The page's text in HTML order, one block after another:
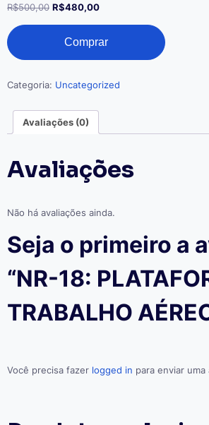
R$500,00 O
era:
R$500,00.
R$480,00O
é:
R$480,00.
NR-
18:
PLATAFORMA
TRABALHO
quantidade
Comprar
Categoria: Uncategorized
Avaliações (0)
Avaliações
Não há avaliações ainda.
Seja o primeiro a
“NR-18:
TRABALHO
Você precisa fazer logged in para enviar uma